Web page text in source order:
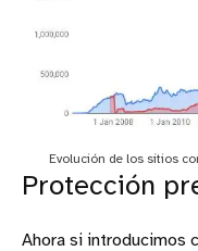
Evolución de los sitios
Protección
Ahora si introducimos